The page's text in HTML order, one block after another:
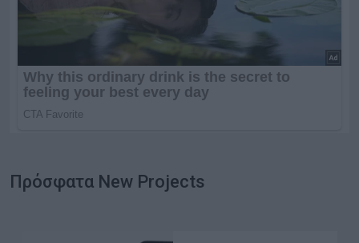
Πρόσφατα New Projects